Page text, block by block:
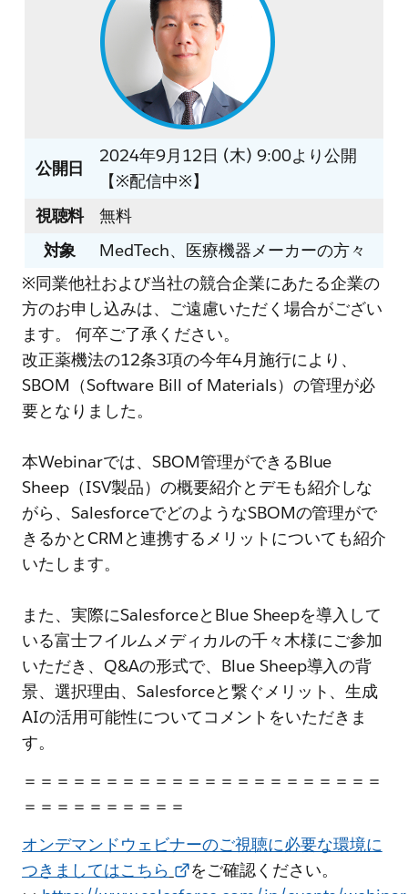
公開日
2024年9月12日 (木) 9:00より公開
【※配信中※】
視聴料
無料
対象
MedTech、医療機器メーカーの方々
※同業他社および当社の競合企業にあたる企業の
方のお申し込みは、ご遠慮いただく場合がござい
ます。 何卒ご了承ください。
改正薬機法の12条3項の今年4月施行により、
SBOM（Software Bill of Materials）の管理が必
要となりました。
本Webinarでは、SBOM管理ができるBlue
Sheep（ISV製品）の概要紹介とデモも紹介しな
がら、SalesforceでどのようなSBOMの管理がで
きるかとCRMと連携するメリットについても紹介
いたします。
また、実際にSalesforceとBlue Sheepを導入して
いる富士フイルムメディカルの千々木様にご参加
いただき、Q&Aの形式で、Blue Sheep導入の背
景、選択理由、Salesforceと繋ぐメリット、生成
AIの活用可能性についてコメントをいただきま
す。
＝＝＝＝＝＝＝＝＝＝＝＝＝＝＝＝＝＝＝＝＝＝
＝＝＝＝＝＝＝＝＝＝
オンデマンドウェビナーのご視聴に必要な環境に
つきましてはこちら
をご確認ください。